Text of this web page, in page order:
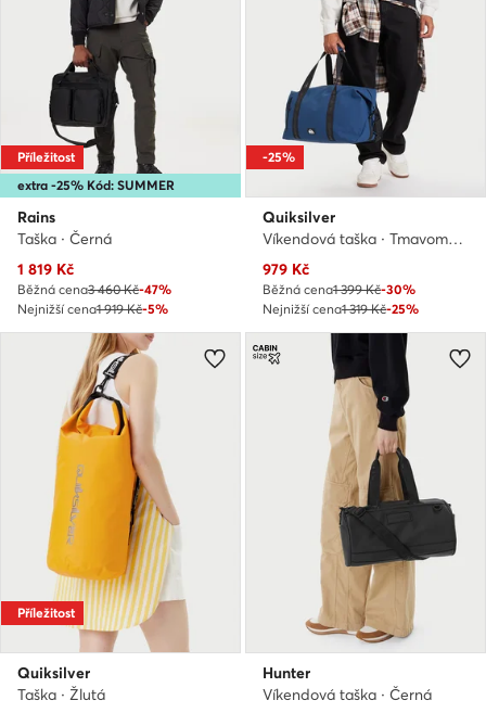
extra -25% Kód: SUMMER
Příležitost
Rains
Taška · Černá
Aktuální cena
1 819 Kč
Běžná cena3 460 Kč-47%
Nejnižší cena1 919 Kč-5%
-25%
Quiksilver
Víkendová taška · Tmavomodrá
Aktuální cena
979 Kč
Běžná cena1 399 Kč-30%
Nejnižší cena1 319 Kč-25%
Příležitost
Quiksilver
Taška · Žlutá
Hunter
Víkendová taška · Černá